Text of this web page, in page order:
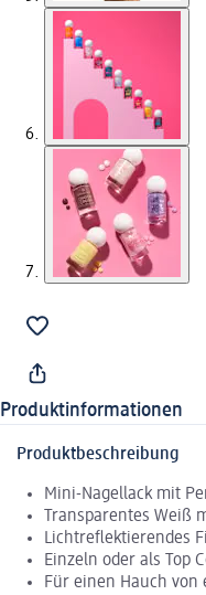
Produktinformationen
Produktbeschreibung
Mini-Nagellack mit
Transparentes
Lichtreflektierendes
Einzeln oder als Top
Für einen Hauch von